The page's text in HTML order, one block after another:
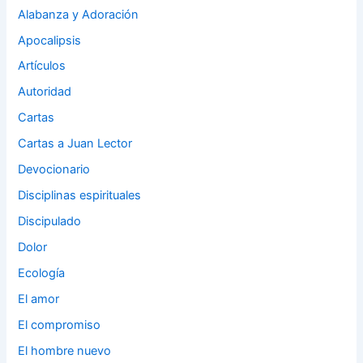
Alabanza y Adoración
Apocalipsis
Artículos
Autoridad
Cartas
Cartas a Juan Lector
Devocionario
Disciplinas espirituales
Discipulado
Dolor
Ecología
El amor
El compromiso
El hombre nuevo